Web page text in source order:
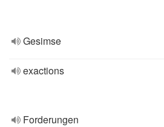
Gesimse
exactions
Forderungen